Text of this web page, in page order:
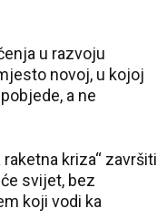
u razvoju
novoj, u kojoj
a ne
kriza“ završiti
svijet, bez
koji vodi ka